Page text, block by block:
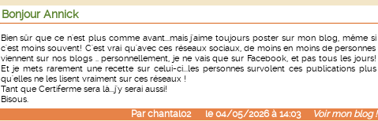
Bonjour Annick
Bien sûr que ce n'est plus comme avant...mais j'aime toujours poster sur mon blog, même si
c'est moins souvent! C'est vrai qu'avec ces réseaux sociaux, de moins en moins de personnes
viennent sur nos blogs .. personnellement, je ne vais que sur Facebook, et pas tous les jours!
Et je mets rarement une recette sur celui-ci...les personnes survolent ces publications plus
qu'elles ne les lisent vraiment sur ces réseaux !
Tant que Certiferme sera là...j'y serai aussi!
Bisous.
Parchantal02le 04/05/2026 à 14:03 Voir mon blog !